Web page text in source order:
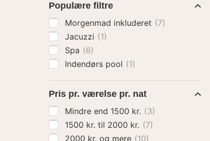
Populære filtre
Morgenmad inkluderet (7)
Jacuzzi (1)
Spa (6)
Indendørs pool (1)
Pris pr. værelse pr. nat
Mindre end 1500 kr. (3)
1500 kr. til 2000 kr. (7)
2000 kr. og mere (10)